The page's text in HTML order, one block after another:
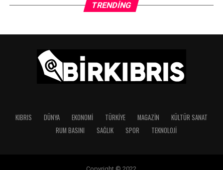
TRENDING
KIBRIS DÜNYA EKONOMI TÜRKIYE MAGAZIN
KÜLTÜR SANAT
RUM BASINI
SAĞLIK SPOR TEKNOLOJI